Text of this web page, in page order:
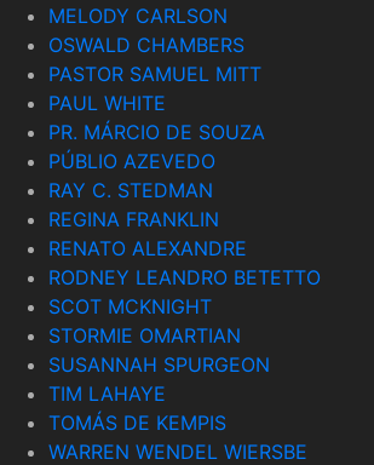
MELODY CARLSON
OSWALD CHAMBERS
PASTOR SAMUEL MITT
PAUL WHITE
PR. MÁRCIO DE SOUZA
PÚBLIO AZEVEDO
RAY C. STEDMAN
REGINA FRANKLIN
RENATO ALEXANDRE
RODNEY LEANDRO BETETTO
SCOT MCKNIGHT
STORMIE OMARTIAN
SUSANNAH SPURGEON
TIM LAHAYE
TOMÁS DE KEMPIS
WARREN WENDEL WIERSBE